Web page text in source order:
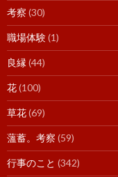
考察 (30)
職場体験(1)
良縁 (44)
花(100)
草花(69)
薀蓄。考察 (59)
行事のこと (342)